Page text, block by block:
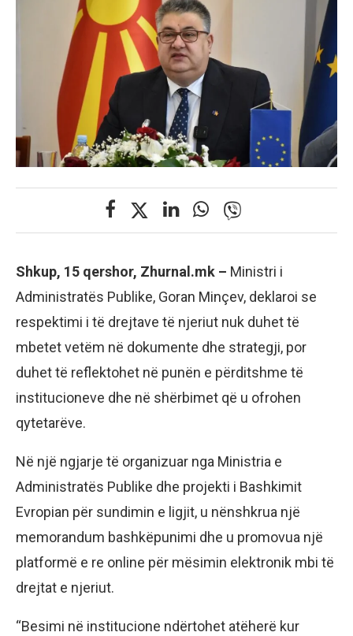
Shkup, 15 qershor, Zhurnal.mk – Ministri i
Administratës Publike, Goran Minçev, deklaroi se
respektimi i të drejtave të njeriut nuk duhet të
mbetet vetëm në dokumente dhe strategji, por
duhet të reflektohet në punën e përditshme të
institucioneve dhe në shërbimet që u ofrohen
qytetarëve.
Në një ngjarje të organizuar nga Ministria e
Administratës Publike dhe projekti i Bashkimit
Evropian për sundimin e ligjit, u nënshkrua një
memorandum bashkëpunimi dhe u promovua një
platformë e re online për mësimin elektronik mbi të
drejtat e njeriut.
“Besimi në institucione ndërtohet atëherë kur